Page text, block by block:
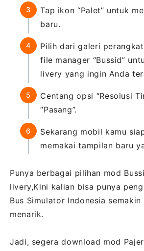
Tap ikon “Palet” untuk
baru.
Pilih dari galeri
file manager “Bussid”
livery yang ingin Anda
Centang opsi “Resolusi
“Pasang”.
Sekarang mobil kamu
memakai tampilan baru
Punya berbagai pilihan mod
livery,Kini kalian bisa punya
Bus Simulator Indonesia semakin
menarik.
Jadi, segera download mod